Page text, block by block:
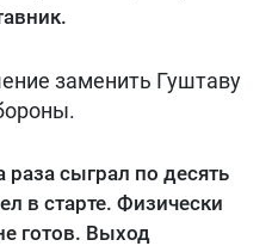
заменить Гуштаву
раза сыграл по десять
в старте. Физически
готов. Выход